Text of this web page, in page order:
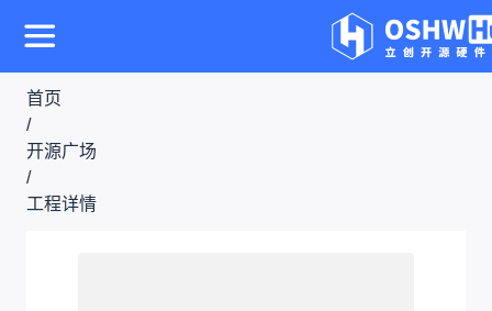
首页
/
开源广场
/
工程详情